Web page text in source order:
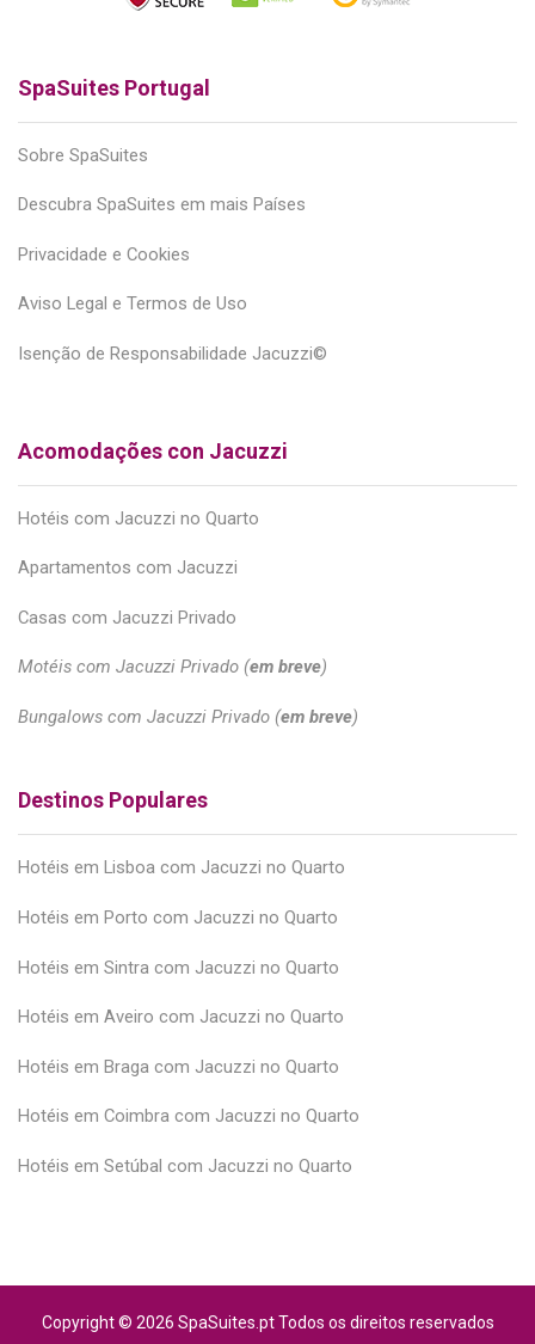
SpaSuites Portugal
Sobre SpaSuites
Descubra SpaSuites em mais Países
Privacidade e Cookies
Aviso Legal e Termos de Uso
Isenção de Responsabilidade Jacuzzi©
Acomodações con Jacuzzi
Hotéis com Jacuzzi no Quarto
Apartamentos com Jacuzzi
Casas com Jacuzzi Privado
Motéis com Jacuzzi Privado (em breve)
Bungalows com Jacuzzi Privado (em breve)
Destinos Populares
Hotéis em Lisboa com Jacuzzi no Quarto
Hotéis em Porto com Jacuzzi no Quarto
Hotéis em Sintra com Jacuzzi no Quarto
Hotéis em Aveiro com Jacuzzi no Quarto
Hotéis em Braga com Jacuzzi no Quarto
Hotéis em Coimbra com Jacuzzi no Quarto
Hotéis em Setúbal com Jacuzzi no Quarto
Copyright © 2026 SpaSuites.pt Todos os direitos reservados